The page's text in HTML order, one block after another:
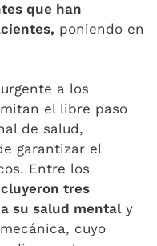
que han
poniendo en
a los
el libre paso
de salud,
garantizar el
Entre los
tres
su salud mentaly
cuyo